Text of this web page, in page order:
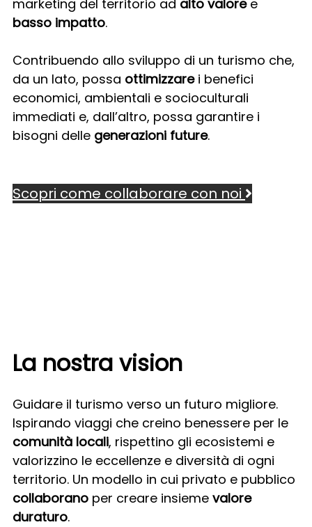
marketing del territorio ad alto valoree
basso impatto.
Contribuendo allo sviluppo di un turismo che,
da un lato, possa ottimizzarei benefici
economici, ambientali e socioculturali
immediati e, dall’altro, possa garantire i
bisogni delle generazioni future.
Scopri come collaborare con noi
La nostra vision
Guidare il turismo verso un futuro migliore.
Ispirando viaggi che creino benessere per le
comunità locali, rispettino gli ecosistemi e
valorizzino le eccellenze e diversità di ogni
territorio. Un modello in cui privato e pubblico
collaborano per creare insieme valore
duraturo.